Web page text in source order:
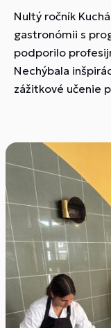
Nultý ročník
gastronómii s
podporilo
Nechýbala
zážitkové učenie